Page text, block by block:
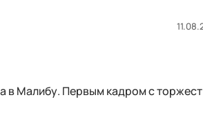
в Малибу. Первым кадром с